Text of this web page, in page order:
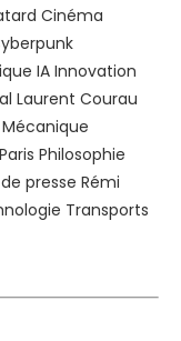
Cinéma
IA Innovation
Laurent Courau
Mécanique
Paris Philosophie
presse Rémi
Transports